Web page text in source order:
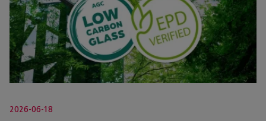
2026-06-18